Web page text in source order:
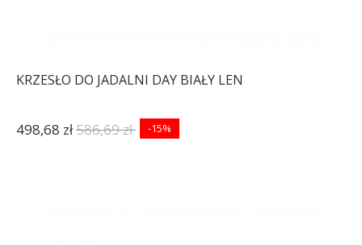
KRZESŁO DO JADALNI DAY BIAŁY LEN
498,68 zł586,69 zł -15%